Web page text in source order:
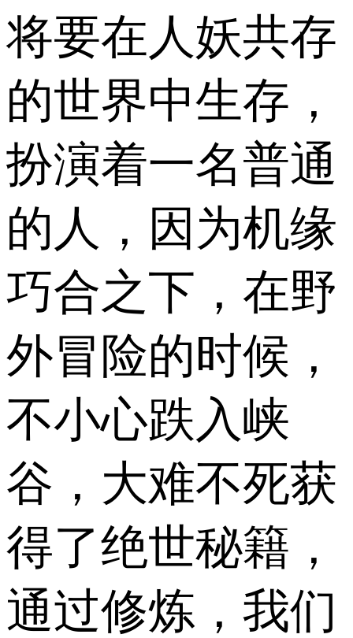
将要在人妖共存
的世界中生存，
扮演着一名普通
的人，因为机缘
巧合之下，在野
外冒险的时候，
不小心跌入峡
谷，大难不死获
得了绝世秘籍，
通过修炼，我们